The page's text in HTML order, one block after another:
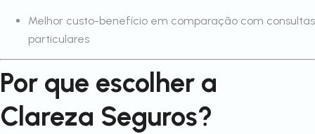
Melhor custo-benefício em comparação com consultas
particulares
Por que escolher a
Clareza Seguros?